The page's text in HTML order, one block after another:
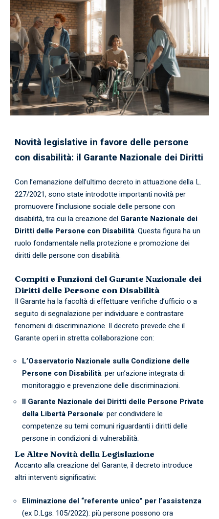
Novità legislative in favore delle persone
con disabilità: il Garante Nazionale dei Diritti
Con l’emanazione dell’ultimo decreto in attuazione della L.
227/2021, sono state introdotte importanti novità per
promuovere l’inclusione sociale delle persone con
disabilità, tra cui la creazione del Garante Nazionale dei
Diritti delle Persone con Disabilità. Questa figura ha un
ruolo fondamentale nella protezione e promozione dei
diritti delle persone con disabilità.
Compiti e Funzioni del Garante Nazionale dei
Diritti delle Persone con Disabilità
Il Garante ha la facoltà di effettuare verifiche d’ufficio o a
seguito di segnalazione per individuare e contrastare
fenomeni di discriminazione. Il decreto prevede che il
Garante operi in stretta collaborazione con:
L’Osservatorio Nazionale sulla Condizione delle
Persone con Disabilità: per un’azione integrata di
monitoraggio e prevenzione delle discriminazioni.
Il Garante Nazionale dei Diritti delle Persone Private
della Libertà Personale: per condividere le
competenze su temi comuni riguardanti i diritti delle
persone in condizioni di vulnerabilità.
Le Altre Novità della Legislazione
Accanto alla creazione del Garante, il decreto introduce
altri interventi significativi:
Eliminazione del “referente unico” per l’assistenza
(ex D.Lgs. 105/2022): più persone possono ora